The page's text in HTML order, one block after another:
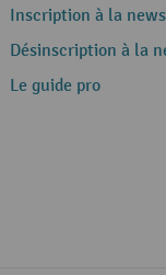
Inscription à la
Désinscription à la
Le guide pro